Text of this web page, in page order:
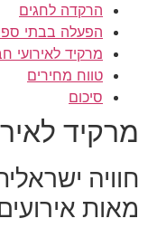
הרקדה לחגים
הפעלה בבתי
מרקיד לאירועי
טווח מחירים
סיכום
מרקיד
חוויה
מאות